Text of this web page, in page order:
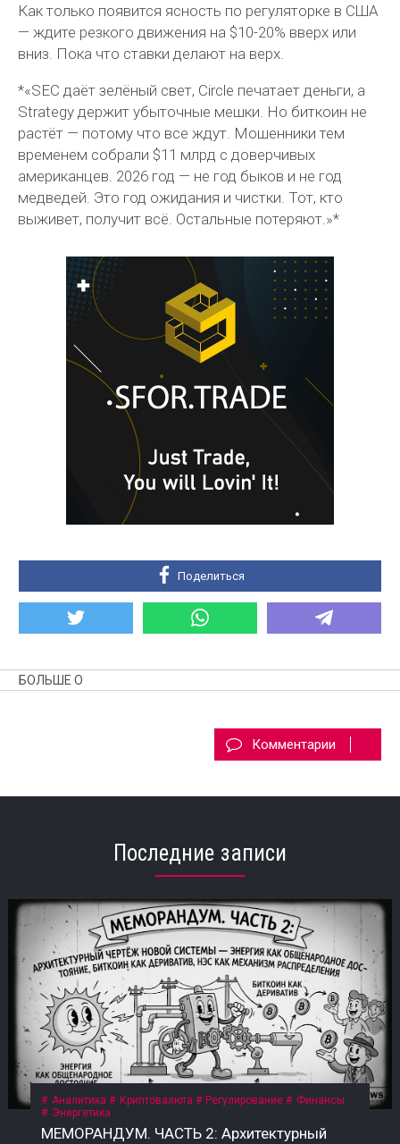
Как только появится ясность по регуляторке в США
— ждите резкого движения на $10-20% вверх или
вниз. Пока что ставки делают на верх.
*«SEC даёт зелёный свет, Circle печатает деньги, а
Strategy держит убыточные мешки. Но биткоин не
растёт — потому что все ждут. Мошенники тем
временем собрали $11 млрд с доверчивых
американцев. 2026 год — не год быков и не год
медведей. Это год ожидания и чистки. Тот, кто
выживет, получит всё. Остальные потеряют.»*
Поделиться
БОЛЬШЕ О
Комментарии
Последние записи
Аналитика Криптовалюта Регулирование
Финансы
Энергетика
МЕМОРАНДУМ. ЧАСТЬ 2: Архитектурный